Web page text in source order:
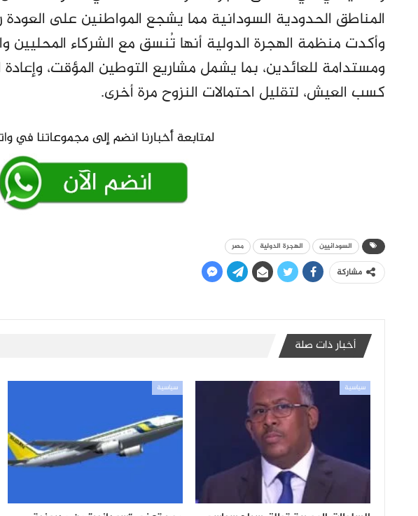
المناطق الحدودية السودانية مما يشجع المواطنين على العودة
وأكدت منظمة الهجرة الدولية أنها تُنسق مع الشركاء المحليين
ومستدامة للعائدين، بما يشمل مشاريع التوطين المؤقت،
كسب العيش، لتقليل احتمالات النزوح مرة أخرى.
السودانيين الهجرة الدولية مصر
مشاركة
أخبار ذات صلة
سياسية سياسية